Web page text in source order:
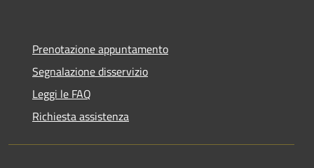
Prenotazione appuntamento
Segnalazione disservizio
Leggi le FAQ
Richiesta assistenza